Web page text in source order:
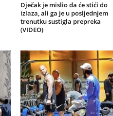
Dječak je mislio da će stići do
izlaza, ali ga je u posljednjem
trenutku sustigla prepreka
(VIDEO)